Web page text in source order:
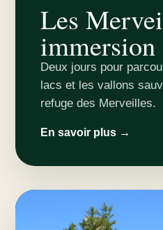
Les
immersion
Deux jours pour
lacs et les vallons
refuge des Merveilles.
En savoir plus →